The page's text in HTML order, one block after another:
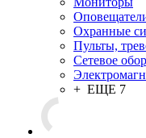
Охранные
Пульты,
Сетевое
+ ЕЩЕ 7